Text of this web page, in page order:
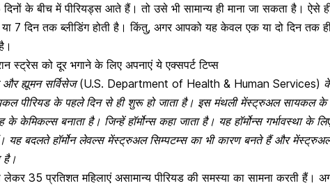
के बीच में पीरियड्स आते हैं। तो उसे भी सामान्य ही माना जा सकता है। ऐसे
7 दिन तक ब्लीडिंगहोती है। किंतु, अगर आपको यह केवल एक या दो दिन तक
स्ट्रेस को दूर भगाने के लिए अपनाएं ये एक्सपर्ट टिप्स
और ह्यूमन सर्विसेज (U.S. Department of Health & Human Services)
पीरियड के पहले दिन से ही शुरू हो जाता है। इस मंथली मेंस्ट्रुअल सायकल के
के केमिकल्स बनाता है। जिन्हेंहॉर्मोन्स कहा जाता है। यह हॉर्मोन्स गर्भावस्था के
यह बदलते हॉर्मोन लेवल्स मेंस्ट्रुअल सिम्पटम्स का भी कारण बनते हैं और
है।
लेकर 35 प्रतिशतमहिलाएं असामान्य पीरियड की समस्या का सामना करती हैं।